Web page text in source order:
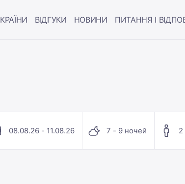
КРАЇНИ ВІДГУКИ НОВИНИ ПИТАННЯ І
08.08.26 - 11.08.26 7 - 9 ночей 2